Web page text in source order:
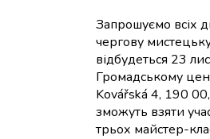
Запрошуємо всіх
чергову
відбудеться 23
Громадському
Kovářská 4, 190
зможуть взяти
трьох майстер-